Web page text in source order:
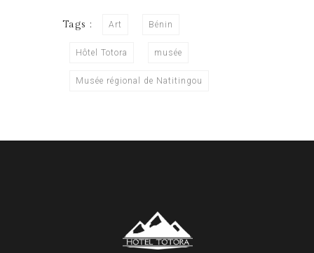
Tags : Art Bénin
Hôtel Totora musée
Musée régional de Natitingou